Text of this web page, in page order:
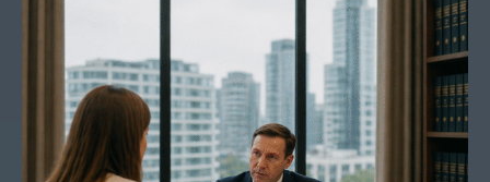
consectetur adipiscing elit. Nulla in
vestibulum massa. Fusce eu lacinia
erat, quis ultricies ex. Cras placerat
suscip.